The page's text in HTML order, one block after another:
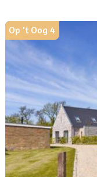
Op 't Oog 4